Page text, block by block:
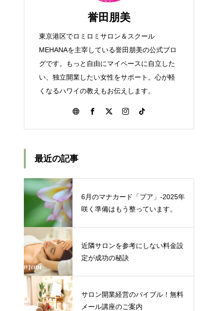
誉田朋美
東京港区でロミロミサロン＆スクール
MEHANAを主宰している誉田朋美の公式ブロ
グです。もっと自由にマイペースに自立した
い、独立開業したい女性をサポート。心が軽
くなるハワイの教えもお伝えします。
最近の記事
6月のマナカード「プア」‐2025年
咲く準備はもう整っています。
近隣サロンを参考にしない料金設
定が成功の秘訣
サロン開業経営のバイブル！無料
メール講座のご案内